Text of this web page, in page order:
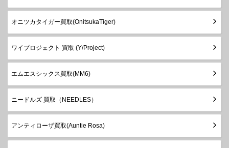
オニツカタイガー買取(OnitsukaTiger)
ワイプロジェクト 買取 (Y/Project)
エムエスシックス買取(MM6)
ニードルズ 買取（NEEDLES）
アンティローザ買取(Auntie Rosa)